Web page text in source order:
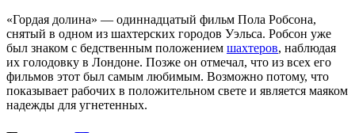
«Гордая долина» — одиннадцатый фильм Пола Робсона,
снятый в одном из шахтерских городов Уэльса. Робсон уже
был знаком с бедственным положением шахтеров, наблюдая
их голодовку в Лондоне. Позже он отмечал, что из всех его
фильмов этот был самым любимым. Возможно потому, что
показывает рабочих в положительном свете и является маяком
надежды для угнетенных.